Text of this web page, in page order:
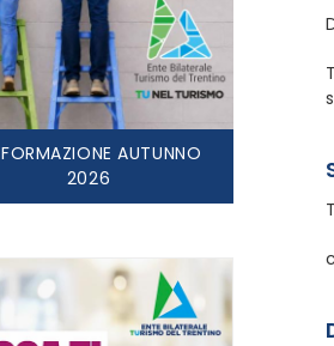
FORMAZIONE AUTUNNO
2026